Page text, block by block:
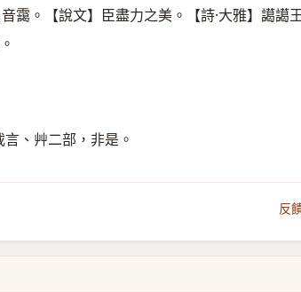
音靄。【說文】臣盡力之美。【詩·大雅】譪譪
、艸二部，非是。
反